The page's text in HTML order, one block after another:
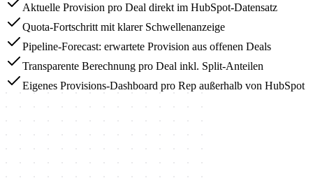
Aktuelle Provision pro Deal direkt im HubSpot-Datensatz
Quota-Fortschritt mit klarer Schwellenanzeige
Pipeline-Forecast: erwartete Provision aus offenen Deals
Transparente Berechnung pro Deal inkl. Split-Anteilen
Eigenes Provisions-Dashboard pro Rep außerhalb von HubSpot